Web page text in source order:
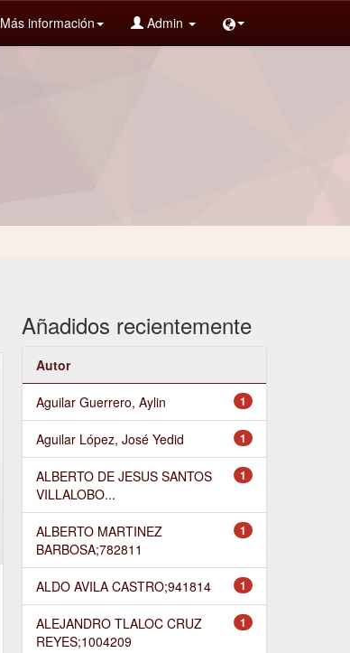
Más información Admin
Añadidos recientemente
Autor
1
Aguilar Guerrero, Aylin
1
Aguilar López, José Yedid
1
ALBERTO DE JESUS SANTOS
VILLALOBO...
1
ALBERTO MARTINEZ
BARBOSA;782811
1
ALDO AVILA CASTRO;941814
1
ALEJANDRO TLALOC CRUZ
REYES;1004209